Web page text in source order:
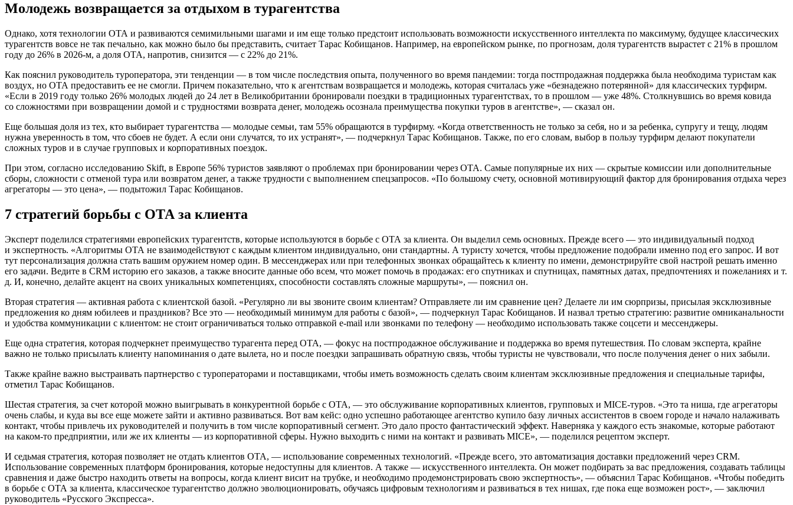
Молодежь возвращается за отдыхом в турагентства
Однако, хотя технологии ОТА и развиваются семимильными шагами и им еще только предстоит использовать возможности искусственного интеллекта по максимуму, будущее классических
турагентств вовсе не так печально, как можно было бы представить, считает Тарас Кобищанов. Например, на европейском рынке, по прогнозам, доля турагентств вырастет с 21% в прошлом
году до 26% в 2026-м, а доля ОТА, напротив, снизится — с 22% до 21%.
Как пояснил руководитель туроператора, эти тенденции — в том числе последствия опыта, полученного во время пандемии: тогда постпродажная поддержка была необходима туристам как
воздух, но ОТА предоставить ее не смогли. Причем показательно, что к агентствам возвращается и молодежь, которая считалась уже «безнадежно потерянной» для классических турфирм.
«Если в 2019 году только 26% молодых людей до 24 лет в Великобритании бронировали поездки в традиционных турагентствах, то в прошлом — уже 48%. Столкнувшись во время ковида
со сложностями при возвращении домой и с трудностями возврата денег, молодежь осознала преимущества покупки туров в агентстве», — сказал он.
Еще большая доля из тех, кто выбирает турагентства — молодые семьи, там 55% обращаются в турфирму. «Когда ответственность не только за себя, но и за ребенка, супругу и тещу, людям
нужна уверенность в том, что сбоев не будет. А если они случатся, то их устранят», — подчеркнул Тарас Кобищанов. Также, по его словам, выбор в пользу турфирм делают покупатели
сложных туров и в случае групповых и корпоративных поездок.
При этом, согласно исследованию Skift, в Европе 56% туристов заявляют о проблемах при бронировании через ОТА. Самые популярные их них — скрытые комиссии или дополнительные
сборы, сложности с отменой тура или возвратом денег, а также трудности с выполнением спецзапросов. «По большому счету, основной мотивирующий фактор для бронирования отдыха через
агрегаторы — это цена», — подытожил Тарас Кобищанов.
7 стратегий борьбы с ОТА за клиента
Эксперт поделился стратегиями европейских турагентств, которые используются в борьбе с ОТА за клиента. Он выделил семь основных. Прежде всего — это индивидуальный подход
и экспертность. «Алгоритмы ОТА не взаимодействуют с каждым клиентом индивидуально, они стандартны. А туристу хочется, чтобы предложение подобрали именно под его запрос. И вот
тут персонализация должна стать вашим оружием номер один. В мессенджерах или при телефонных звонках обращайтесь к клиенту по имени, демонстрируйте свой настрой решать именно
его задачи. Ведите в CRM историю его заказов, а также вносите данные обо всем, что может помочь в продажах: его спутниках и спутницах, памятных датах, предпочтениях и пожеланиях и т.
д. И, конечно, делайте акцент на своих уникальных компетенциях, способности составлять сложные маршруты», — пояснил он.
Вторая стратегия — активная работа с клиентской базой. «Регулярно ли вы звоните своим клиентам? Отправляете ли им сравнение цен? Делаете ли им сюрпризы, присылая эксклюзивные
предложения ко дням юбилеев и праздников? Все это — необходимый минимум для работы с базой», — подчеркнул Тарас Кобищанов. И назвал третью стратегию: развитие омниканальности
и удобства коммуникации с клиентом: не стоит ограничиваться только отправкой e-mail или звонками по телефону — необходимо использовать также соцсети и мессенджеры.
Еще одна стратегия, которая подчеркнет преимущество турагента перед ОТА, — фокус на постпродажное обслуживание и поддержка во время путешествия. По словам эксперта, крайне
важно не только присылать клиенту напоминания о дате вылета, но и после поездки запрашивать обратную связь, чтобы туристы не чувствовали, что после получения денег о них забыли.
Также крайне важно выстраивать партнерство с туроператорами и поставщиками, чтобы иметь возможность сделать своим клиентам эксклюзивные предложения и специальные тарифы,
отметил Тарас Кобищанов.
Шестая стратегия, за счет которой можно выигрывать в конкурентной борьбе с ОТА, — это обслуживание корпоративных клиентов, групповых и MICE-туров. «Это та ниша, где агрегаторы
очень слабы, и куда вы все еще можете зайти и активно развиваться. Вот вам кейс: одно успешно работающее агентство купило базу личных ассистентов в своем городе и начало налаживать
контакт, чтобы привлечь их руководителей и получить в том числе корпоративный сегмент. Это дало просто фантастический эффект. Наверняка у каждого есть знакомые, которые работают
на каком-то предприятии, или же их клиенты — из корпоративной сферы. Нужно выходить с ними на контакт и развивать MICE», — поделился рецептом эксперт.
И седьмая стратегия, которая позволяет не отдать клиентов ОТА, — использование современных технологий. «Прежде всего, это автоматизация доставки предложений через CRM.
Использование современных платформ бронирования, которые недоступны для клиентов. А также — искусственного интеллекта. Он может подбирать за вас предложения, создавать таблицы
сравнения и даже быстро находить ответы на вопросы, когда клиент висит на трубке, и необходимо продемонстрировать свою экспертность», — объяснил Тарас Кобищанов. «Чтобы победить
в борьбе с ОТА за клиента, классическое турагентство должно эволюционировать, обучаясь цифровым технологиям и развиваться в тех нишах, где пока еще возможен рост», — заключил
руководитель «Русского Экспресса».